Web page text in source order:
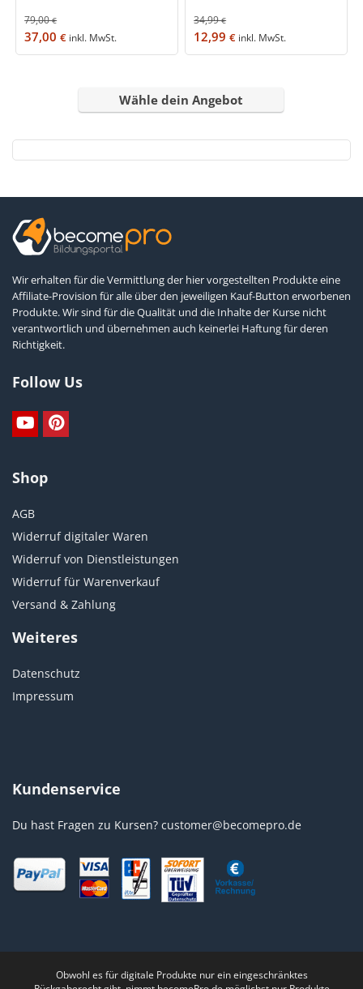
79,00€
37,00€ inkl. MwSt.
34,99€
12,99€ inkl. MwSt.
Wähle dein Angebot
Wir erhalten für die Vermittlung der hier vorgestellten Produkte eine
Affiliate-Provision für alle über den jeweiligen Kauf-Button erworbenen
Produkte. Wir sind für die Qualität und die Inhalte der Kurse nicht
verantwortlich und übernehmen auch keinerlei Haftung für deren
Richtigkeit.
Follow Us
Shop
AGB
Widerruf digitaler Waren
Widerruf von Dienstleistungen
Widerruf für Warenverkauf
Versand & Zahlung
Weiteres
Datenschutz
Impressum
Kundenservice
Du hast Fragen zu Kursen? customer@becomepro.de
Obwohl es für digitale Produkte nur ein eingeschränktes